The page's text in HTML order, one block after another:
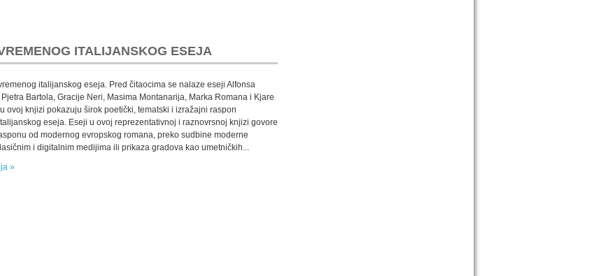
ITALIJANSKOG ESEJA
italijanskog eseja. Pred čitaocima se nalaze eseji Alfonsa
Bartola, Gracije Neri, Masima Montanarija, Marka Romana i Kjare
ovoj knjizi pokazuju širok poetički, tematski i izražajni raspon
eseja. Eseji u ovoj reprezentativnoj i raznovrsnoj knjizi govore
od modernog evropskog romana, preko sudbine moderne
i digitalnim medijima ili prikaza gradova kao umetničkih...
»